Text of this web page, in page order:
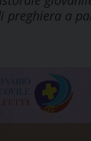
preghiera a